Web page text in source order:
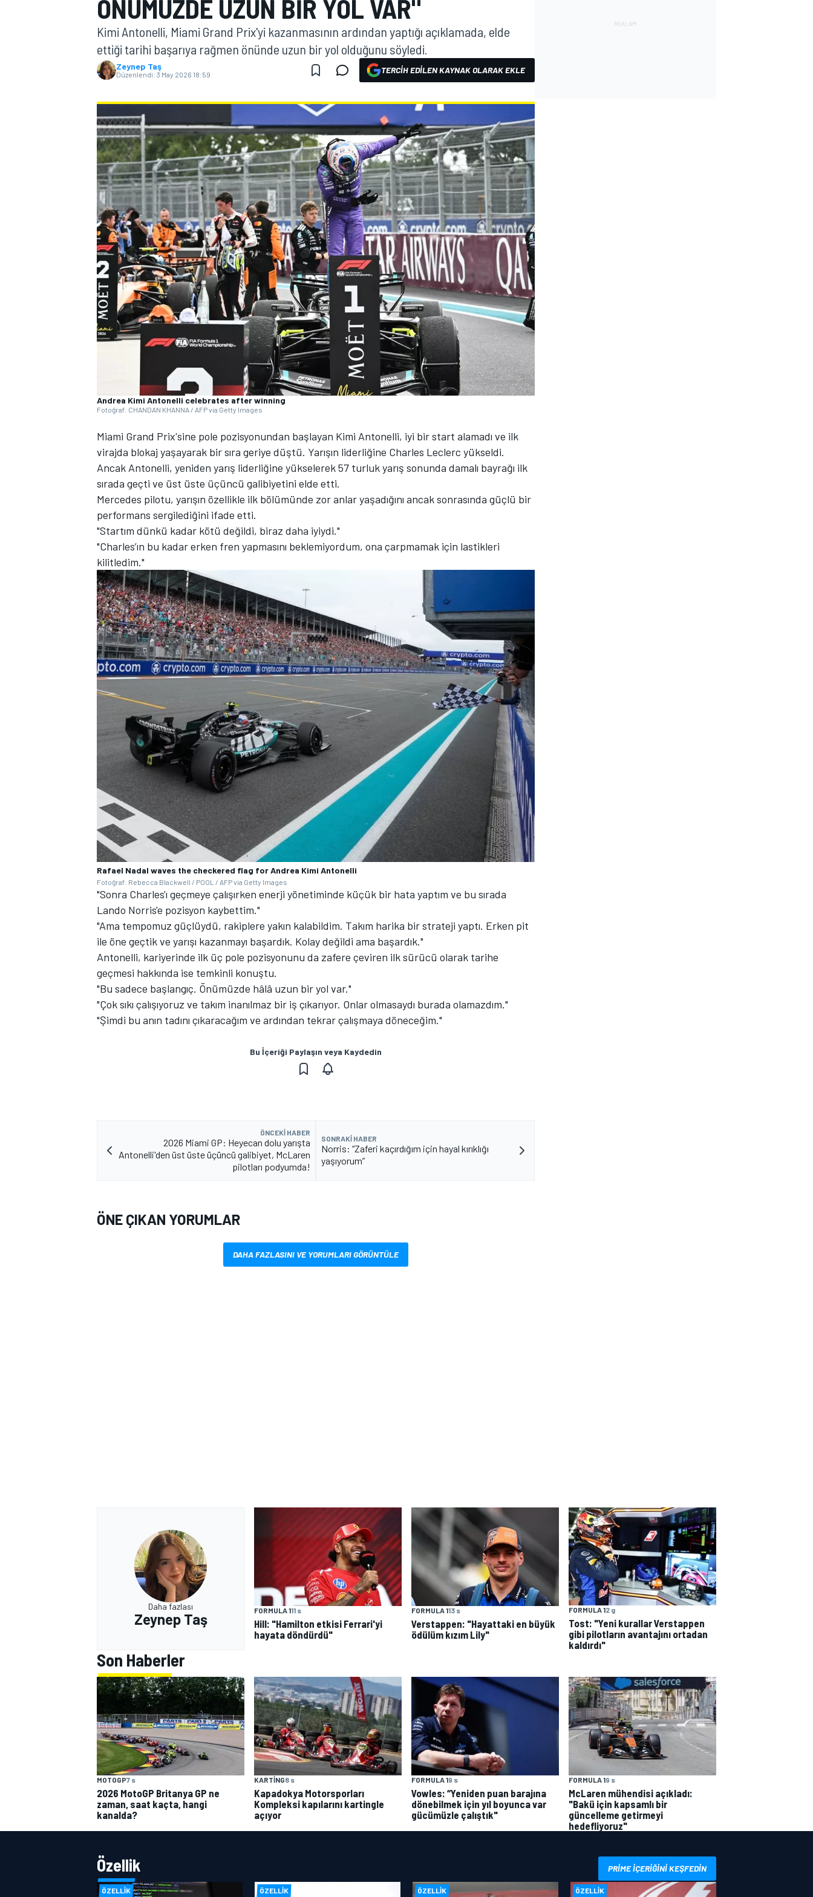
MOTOGP
WORLD SUPERBIKE
TÜRK SPORCULAR
MOTOSİKLET
ÖNÜMÜZDE UZUN BIR YOL VAR"
Kimi Antonelli, Miami Grand Prix'yi kazanmasının ardından yaptığı açıklamada, elde
ettiği tarihi başarıya rağmen önünde uzun bir yol olduğunu söyledi.
Zeynep Taş
Düzenlendi: 3 May 2026 18:59 TERCIH EDILEN KAYNAK OLARAK EKLE
Andrea Kimi Antonelli celebrates after winning
Fotoğraf: CHANDAN KHANNA / AFP via Getty Images
Miami Grand Prix'sine pole pozisyonundan başlayan Kimi Antonelli, iyi bir start alamadı ve ilk
virajda blokaj yaşayarak bir sıra geriye düştü. Yarışın liderliğine Charles Leclerc yükseldi.
Ancak Antonelli, yeniden yarış liderliğine yükselerek 57 turluk yarış sonunda damalı bayrağı ilk
sırada geçti ve üst üste üçüncü galibiyetini elde etti.
Mercedes pilotu, yarışın özellikle ilk bölümünde zor anlar yaşadığını ancak sonrasında güçlü bir
performans sergilediğini ifade etti.
"Startım dünkü kadar kötü değildi, biraz daha iyiydi."
"Charles’ın bu kadar erken fren yapmasını beklemiyordum, ona çarpmamak için lastikleri
kilitledim."
Rafael Nadal waves the checkered flag for Andrea Kimi Antonelli
Fotoğraf: Rebecca Blackwell / POOL / AFP via Getty Images
"Sonra Charles'ı geçmeye çalışırken enerji yönetiminde küçük bir hata yaptım ve bu sırada
Lando Norris'e pozisyon kaybettim."
"Ama tempomuz güçlüydü, rakiplere yakın kalabildim. Takım harika bir strateji yaptı. Erken pit
ile öne geçtik ve yarışı kazanmayı başardık. Kolay değildi ama başardık."
Antonelli, kariyerinde ilk üç pole pozisyonunu da zafere çeviren ilk sürücü olarak tarihe
geçmesi hakkında ise temkinli konuştu.
"Bu sadece başlangıç. Önümüzde hâlâ uzun bir yol var."
"Çok sıkı çalışıyoruz ve takım inanılmaz bir iş çıkarıyor. Onlar olmasaydı burada olamazdım."
"Şimdi bu anın tadını çıkaracağım ve ardından tekrar çalışmaya döneceğim."
Bu İçeriği Paylaşın veya Kaydedin
ÖNCEKI HABER
2026 Miami GP: Heyecan dolu yarışta
Antonelli'den üst üste üçüncü galibiyet, McLaren
pilotları podyumda!
SONRAKI HABER
Norris: “Zaferi kaçırdığım için hayal kırıklığı
yaşıyorum”
ÖNE ÇIKAN YORUMLAR
DAHA FAZLASINI VE YORUMLARI GÖRÜNTÜLE
Daha fazlası
Zeynep Taş
FORMULA 111 s
Hill: "Hamilton etkisi Ferrari'yi
hayata döndürdü"
FORMULA 113 s
Verstappen: "Hayattaki en büyük
ödülüm kızım Lily"
FORMULA 12 g
Tost: "Yeni kurallar Verstappen
gibi pilotların avantajını ortadan
kaldırdı"
Son Haberler
MOTOGP7 s
2026 MotoGP Britanya GP ne
zaman, saat kaçta, hangi
kanalda?
KARTING8 s
Kapadokya Motorsporları
Kompleksi kapılarını kartingle
açıyor
FORMULA 19 s
Vowles: “Yeniden puan barajına
dönebilmek için yıl boyunca var
gücümüzle çalıştık"
FORMULA 19 s
McLaren mühendisi açıkladı:
"Bakü için kapsamlı bir
güncelleme getirmeyi
hedefliyoruz"
Özellik PRIME IÇERIĞINI KEŞFEDIN
ÖZELLIK ÖZELLIK ÖZELLIK ÖZELLIK